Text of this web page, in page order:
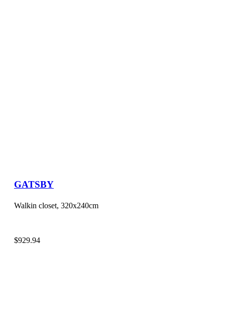
GATSBY
Walkin closet, 320x240cm
$929.94